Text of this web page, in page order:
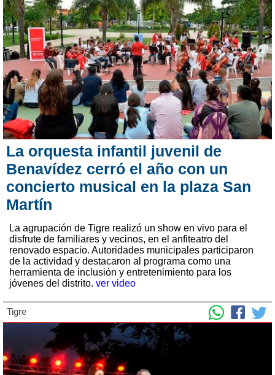
La orquesta infantil juvenil de
Benavídez cerró el año con un
concierto musical en la plaza San
Martín
La agrupación de Tigre realizó un show en vivo para el
disfrute de familiares y vecinos, en el anfiteatro del
renovado espacio. Autoridades municipales participaron
de la actividad y destacaron al programa como una
herramienta de inclusión y entretenimiento para los
jóvenes del distrito. ver video
Tigre